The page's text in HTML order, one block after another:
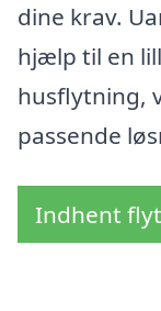
dine krav.
hjælp til en
husflytning,
passende
Indhent